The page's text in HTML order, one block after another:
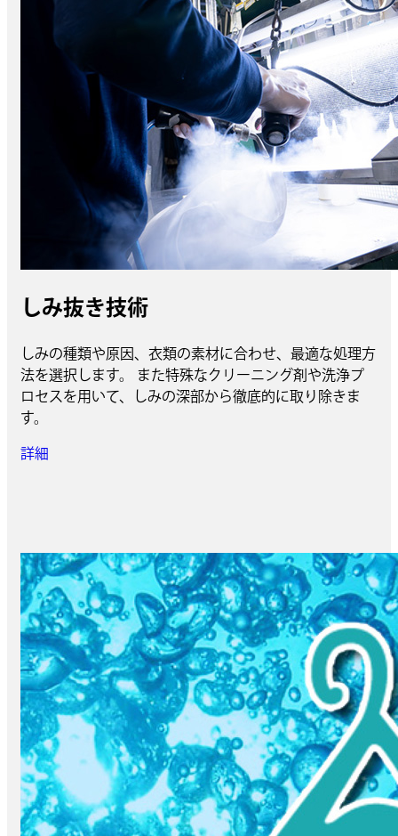
しみ抜き技術
しみの種類や原因、衣類の素材に合わせ、最適な処理方
法を選択します。 また特殊なクリーニング剤や洗浄プ
ロセスを用いて、しみの深部から徹底的に取り除きま
す。
詳細